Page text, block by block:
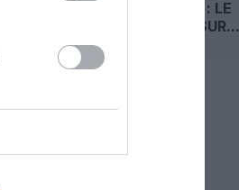
WESTJET : LE
CONFLIT SUR...